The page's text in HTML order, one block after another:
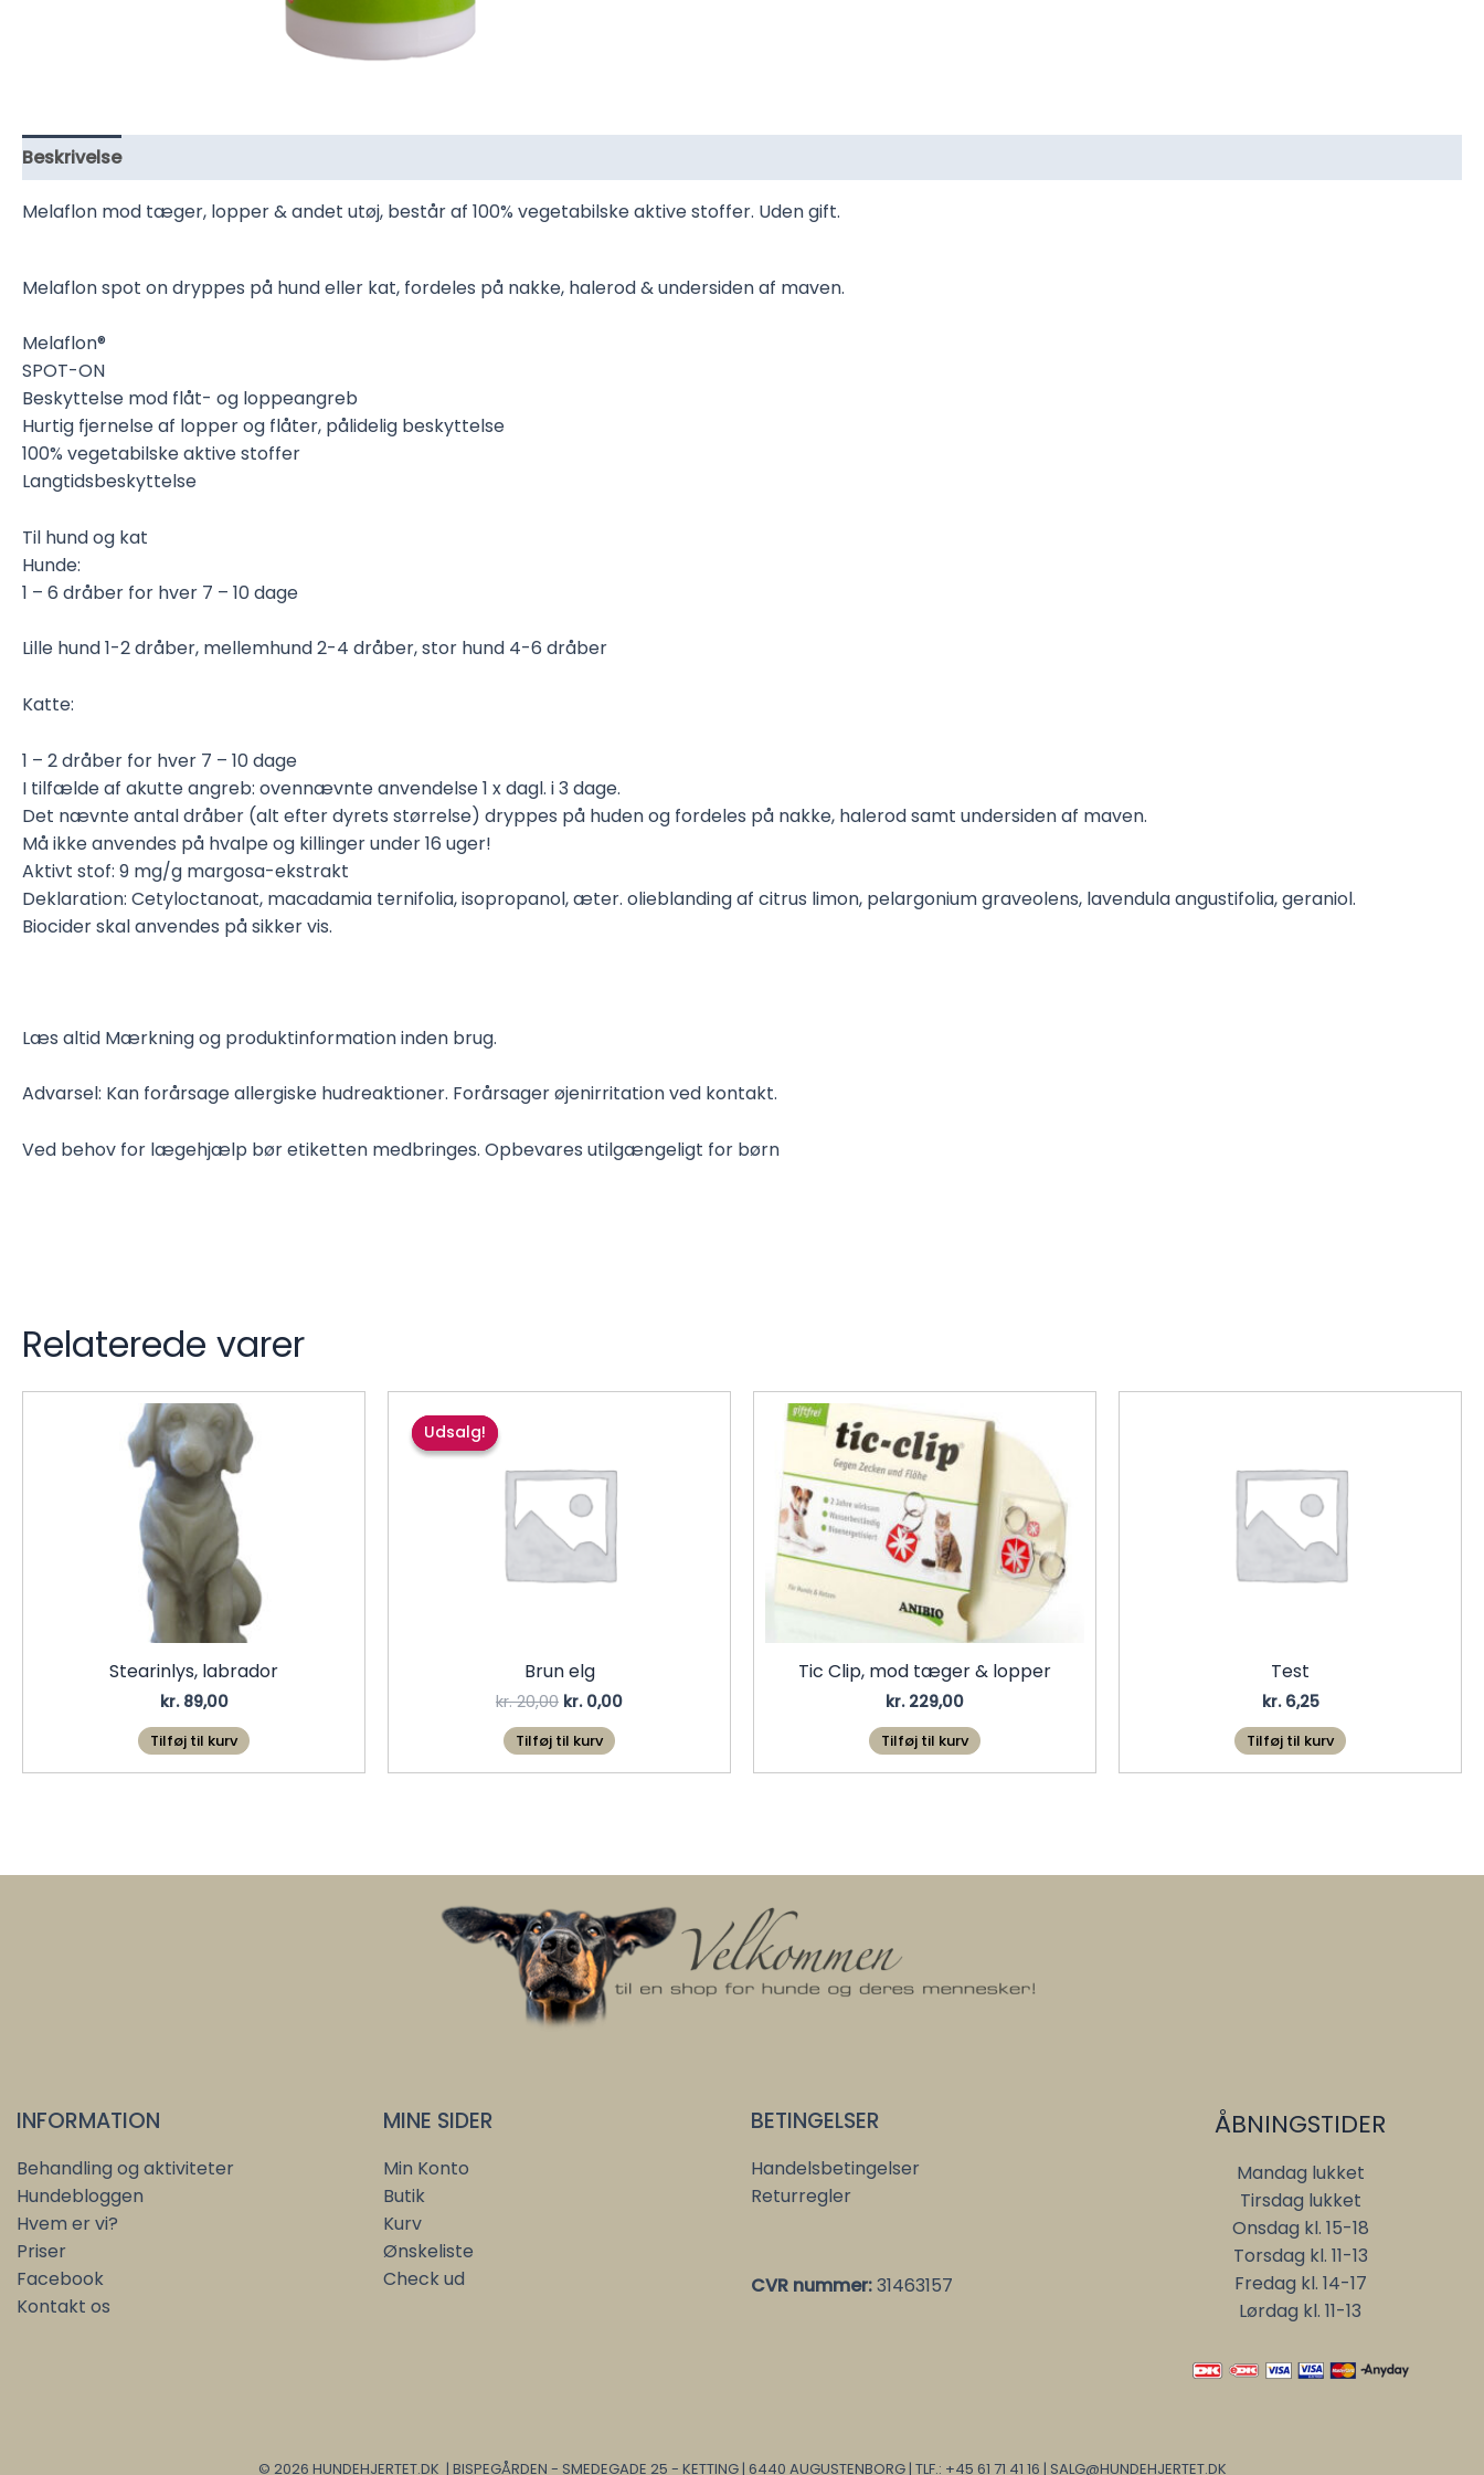
Beskrivelse
Melaflon mod tæger, lopper & andet utøj, består af 100% vegetabilske aktive stoffer. Uden gift.
Melaflon spot on dryppes på hund eller kat, fordeles på nakke, halerod & undersiden af maven.
Melaflon®
SPOT-ON
Beskyttelse mod flåt- og loppeangreb
Hurtig fjernelse af lopper og flåter, pålidelig beskyttelse
100% vegetabilske aktive stoffer
Langtidsbeskyttelse
Til hund og kat
Hunde:
1 – 6 dråber for hver 7 – 10 dage
Lille hund 1-2 dråber, mellemhund 2-4 dråber, stor hund 4-6 dråber
Katte:
1 – 2 dråber for hver 7 – 10 dage
I tilfælde af akutte angreb: ovennævnte anvendelse 1 x dagl. i 3 dage.
Det nævnte antal dråber (alt efter dyrets størrelse) dryppes på huden og fordeles på nakke, halerod samt undersiden af maven.
Må ikke anvendes på hvalpe og killinger under 16 uger!
Aktivt stof: 9 mg/g margosa-ekstrakt
Deklaration: Cetyloctanoat, macadamia ternifolia, isopropanol, æter. olieblanding af citrus limon, pelargonium graveolens, lavendula angustifolia, geraniol.
Biocider skal anvendes på sikker vis.
Læs altid Mærkning og produktinformation inden brug.
Advarsel: Kan forårsage allergiske hudreaktioner. Forårsager øjenirritation ved kontakt.
Ved behov for lægehjælp bør etiketten medbringes. Opbevares utilgængeligt for børn
Relaterede varer
Stearinlys, labrador
kr.89,00
Tilføj til kurv
Udsalg!
Udsalg!
Brun elg
kr.20,00 Den
pris
var:
kr. 20,00.
kr.0,00Den
kr. 0,00.
Tilføj til kurv
Tic Clip, mod tæger & lopper
kr.229,00
Tilføj til kurv
Test
kr.6,25
Tilføj til kurv
INFORMATION
Behandling og aktiviteter
Hundebloggen
Hvem er vi?
Priser
Facebook
Kontakt os
MINE SIDER
Min Konto
Butik
Kurv
Ønskeliste
Check ud
BETINGELSER
Handelsbetingelser
Returregler
CVR nummer:31463157
ÅBNINGSTIDER
Mandag lukket
Tirsdag lukket
Onsdag kl. 15-18
Torsdag kl. 11-13
Fredag kl. 14-17
Lørdag kl. 11-13
© 2026 HUNDEHJERTET.DK | BISPEGÅRDEN - SMEDEGADE 25 - KETTING | 6440 AUGUSTENBORG | TLF.: +45 61 71 41 16 | SALG@HUNDEHJERTET.DK